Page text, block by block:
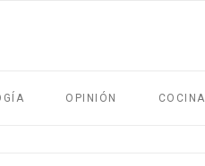
OPINIÓN COCINA